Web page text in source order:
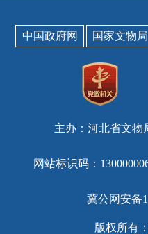
中国政府网 国家文物局
主办：河北省文物
网站标识码：
冀公网安备
版权所有